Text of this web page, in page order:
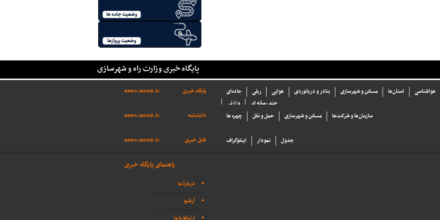
پایگاه خبری وزارت راه و شهرسازی
پایگاه خبری news.mrud.ir جاده‌ای ریلی هوایی بنادر و دریانوردی مسکن و شهرسازی استان‌ها
هواشناسی
وزارتی
چند رسانه ای
دانشنامه
news.mrud.ir چهره ها حمل و نقل مسکن و شهرسازی سازما‌ن‌ها و شركت‌ها
فایل خبری news.mrud.ir اینفوگراف نمودار جدول
راهنمای پایگاه خبری
دربارهٔ ما
آرشیو